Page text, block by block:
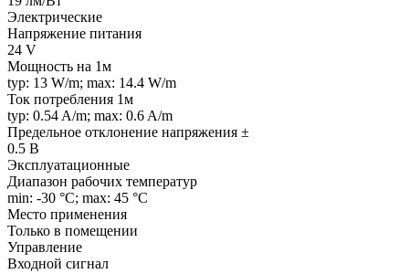
Электрические
Напряжение питания
24 V
Мощность на 1м
typ: 13 W/m; max: 14.4 W/m
Ток потребления 1м
typ: 0.54 A/m; max: 0.6 A/m
Предельное отклонение напряжения ±
0.5 В
Эксплуатационные
Диапазон рабочих температур
min: -30 °C; max: 45 °C
Место применения
Только в помещении
Управление
Входной сигнал